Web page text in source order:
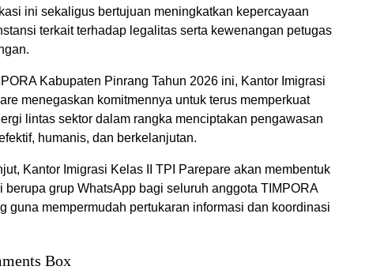
ini sekaligus bertujuan meningkatkan kepercayaan
terkait terhadap legalitas serta kewenangan petugas
Kabupaten Pinrang Tahun 2026 ini, Kantor Imigrasi
menegaskan komitmennya untuk terus memperkuat
lintas sektor dalam rangka menciptakan pengawasan
humanis, dan berkelanjutan.
Kantor Imigrasi Kelas II TPI Parepare akan membentuk
berupa grup WhatsApp bagi seluruh anggota TIMPORA
guna mempermudah pertukaran informasi dan koordinasi
Box